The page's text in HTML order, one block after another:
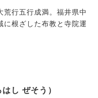
荒行五行成満。福井県中
に根ざした布教と寺院運
し ぜそう）